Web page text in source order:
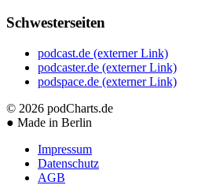
Schwesterseiten
podcast.de (externer Link)
podcaster.de (externer Link)
podspace.de (externer Link)
© 2026 podCharts.de
● Made in Berlin
Impressum
Datenschutz
AGB